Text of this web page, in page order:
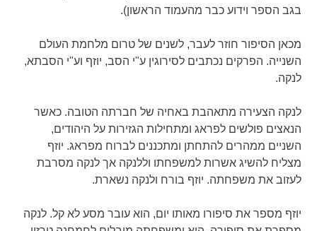
בגב הספר וידוע כבר מהעמוד הראשון).
מכאן הסיפור חוזר לעבר, לשנים של טרום מלחמת העולם
השנייה. הפרקים נכתבים לסירוגין ע"י הסב, יוזף וע"י הסבתא,
לנקה.
לנקה הצעירה מתאהבת באחיה של חברתה הטובה. כאשר
הנאצים פולשים לפראג ומתחילות הגזירות על היהודים,
השניים ממהרים להתחתן ומתכננים לברוח מפראג. יוזף
מצליח להשיג אשרות למשפחתו וללנקה אך לנקה מסרבת
לעזוב את משפחתה. יוזף בורח ולנקה נשארת.
יוזף מספר את סיפורו מאותו יום, הוא עובר מסע לא קל. לנקה